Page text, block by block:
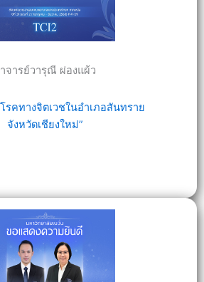
จารย์วารุณี ผ่องแผ้ว
รคทางจิตเวชในอำเภอสันทราย
จังหวัดเชียงใหม่”